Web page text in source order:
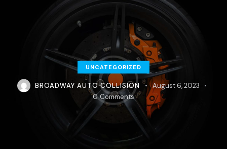
UNCATEGORIZED
BROADWAY AUTO COLLISION
August 6, 2023
0 Comments